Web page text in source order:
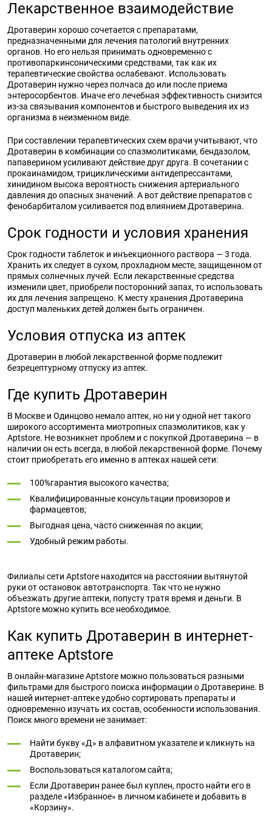
Лекарственное взаимодействие
Дротаверин хорошо сочетается с препаратами,
предназначенными для лечения патологий внутренних
органов. Но его нельзя принимать одновременно с
противопаркинсоническими средствами, так как их
терапевтические свойства ослабевают. Использовать
Дротаверин нужно через полчаса до или после приема
энтеросорбентов. Иначе его лечебная эффективность снизится
из-за связывания компонентов и быстрого выведения их из
организма в неизменном виде.
При составлении терапевтических схем врачи учитывают, что
Дротаверин в комбинации со спазмолитиками, бендазолом,
папаверином усиливают действие друг друга. В сочетании с
прокаинамидом, трициклическими антидепрессантами,
хинидином высока вероятность снижения артериального
давления до опасных значений. А вот действие препаратов с
фенобарбиталом усиливается под влиянием Дротаверина.
Срок годности и условия хранения
Срок годности таблеток и инъекционного раствора — 3 года.
Хранить их следует в сухом, прохладном месте, защищенном от
прямых солнечных лучей. Если лекарственные средства
изменили цвет, приобрели посторонний запах, то использовать
их для лечения запрещено. К месту хранения Дротаверина
доступ маленьких детей должен быть ограничен.
Условия отпуска из аптек
Дротаверин в любой лекарственной форме подлежит
безрецептурному отпуску из аптек.
Где купить Дротаверин
В Москве и Одинцово немало аптек, но ни у одной нет такого
широкого ассортимента миотропных спазмолитиков, как у
Aptstore. Не возникнет проблем и с покупкой Дротаверина — в
наличии он есть всегда, в любой лекарственной форме. Почему
стоит приобретать его именно в аптеках нашей сети:
100%гарантия высокого качества;
Квалифицированные консультации провизоров и
фармацевтов;
Выгодная цена, часто сниженная по акции;
Удобный режим работы.
Филиалы сети Aptstore находится на расстоянии вытянутой
руки от остановок автотранспорта. Так что не нужно
объезжать другие аптеки, попусту тратя время и деньги. В
Aptstore можно купить все необходимое.
Как купить Дротаверин в интернет-
аптеке Aptstore
В онлайн-магазине Aptstore можно пользоваться разными
фильтрами для быстрого поиска информации о Дротаверине. В
нашей интернет-аптеке удобно сортировать препараты и
одновременно изучать их состав, особенности использования.
Поиск много времени не занимает:
Найти букву «Д» в алфавитном указателе и кликнуть на
Дротаверин;
Воспользоваться каталогом сайта;
Если Дротаверин ранее был куплен, просто найти его в
разделе «Избранное» в личном кабинете и добавить в
«Корзину».